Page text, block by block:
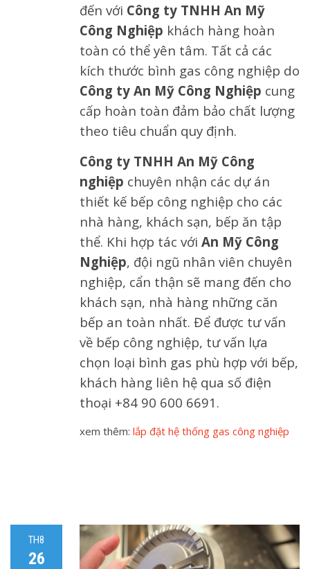
đến với Công ty TNHH An Mỹ
Công Nghiệp khách hàng hoàn
toàn có thể yên tâm. Tất cả các
kích thước bình gas công nghiệp do
Công ty An Mỹ Công Nghiệp cung
cấp hoàn toàn đảm bảo chất lượng
theo tiêu chuẩn quy định.
Công ty TNHH An Mỹ Công
nghiệp chuyên nhận các dự án
thiết kế bếp công nghiệp cho các
nhà hàng, khách sạn, bếp ăn tập
thể. Khi hợp tác với An Mỹ Công
Nghiệp, đội ngũ nhân viên chuyên
nghiệp, cẩn thận sẽ mang đến cho
khách sạn, nhà hàng những căn
bếp an toàn nhất. Để được tư vấn
về bếp công nghiệp, tư vấn lựa
chọn loại bình gas phù hợp với bếp,
khách hàng liên hệ qua số điện
thoại +84 90 600 6691.
xem thêm: lắp đặt hệ thống gas công nghiệp
TH8
26